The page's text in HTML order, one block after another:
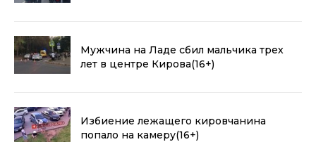
Мужчина на Ладе сбил мальчика трех
лет в центре Кирова(16+)
Избиение лежащего кировчанина
попало на камеру(16+)